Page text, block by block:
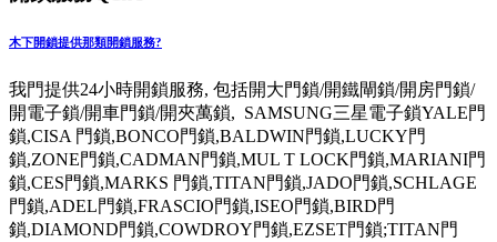
木下開鎖提供那類開鎖服務?
我門提供24小時開鎖服務, 包括開大門鎖/開鐵閘鎖/開房門鎖/
開電子鎖/開車門鎖/開夾萬鎖, SAMSUNG三星電子鎖YALE門
鎖,CISA 門鎖,BONCO門鎖,BALDWIN門鎖,LUCKY門
鎖,ZONE門鎖,CADMAN門鎖,MUL T LOCK門鎖,MARIANI門
鎖,CES門鎖,MARKS 門鎖,TITAN門鎖,JADO門鎖,SCHLAGE
門鎖,ADEL門鎖,FRASCIO門鎖,ISEO門鎖,BIRD門
鎖,DIAMOND門鎖,COWDROY門鎖,EZSET門鎖;TITAN門